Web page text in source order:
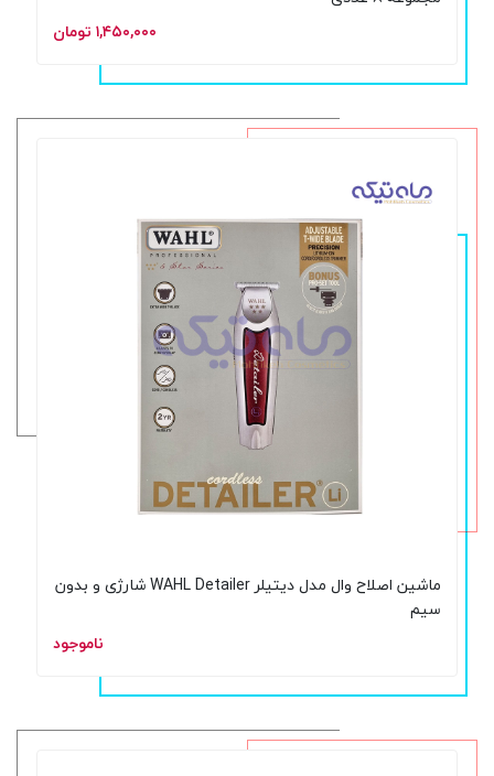
۱,۴۵۰,۰۰۰ تومان
ماشین اصلاح وال مدل دیتیلر WAHL Detailer شارژی و بدون
سیم
ناموجود